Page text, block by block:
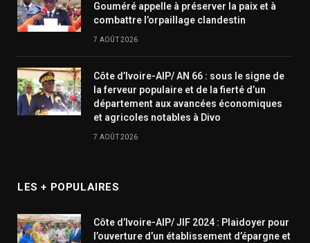
Gouméré appelle à préserver la paix et à
combattre l’orpaillage clandestin
7 AOÛT 2026
Côte d’Ivoire-AIP/ AN 66 : sous le signe de
la ferveur populaire et de la fierté d’un
département aux avancées économiques
et agricoles notables à Divo
7 AOÛT 2026
LES + POPULAIRES
Côte d’Ivoire-AIP/ JIF 2024 : Plaidoyer pour
l’ouverture d’un établissement d’épargne et